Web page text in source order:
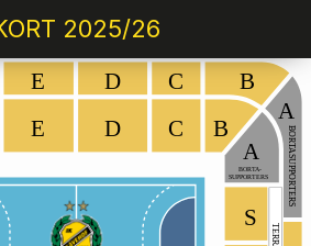
2025/26
E
E
D
D
C
C
B
B
BORTA-
SUPPORTERS
A BORTASUPPORTERS
A
S